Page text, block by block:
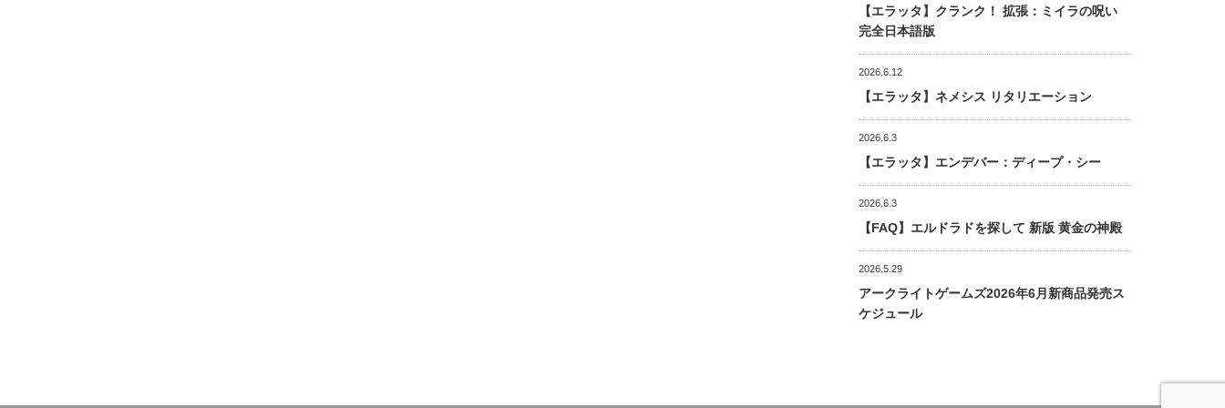
【エラッタ】クランク！ 拡張：ミイラの呪い
完全日本語版
2026.6.12
【エラッタ】ネメシス リタリエーション
2026.6.3
【エラッタ】エンデバー：ディープ・シー
2026.6.3
【FAQ】エルドラドを探して 新版 黄金の神殿
2026.5.29
アークライトゲームズ2026年6月新商品発売ス
ケジュール